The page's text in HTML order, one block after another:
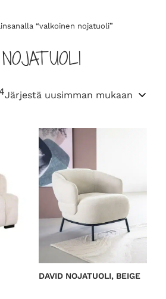
“valkoinen nojatuoli”
DAVID NOJATUOLI, BEIGE